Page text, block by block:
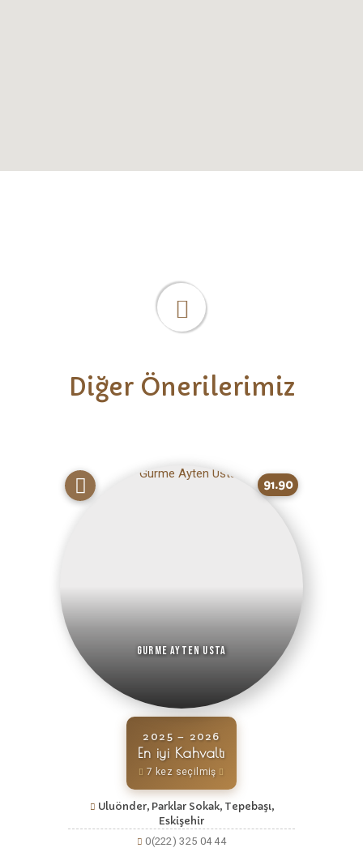
Diğer Önerilerimiz
91.90
Gurme Ayten Usta
2025 – 2026
En iyi Kahvaltı
7 kez seçilmiş
Uluönder, Parklar Sokak, Tepebaşı,
Eskişehir
0(222) 325 04 44